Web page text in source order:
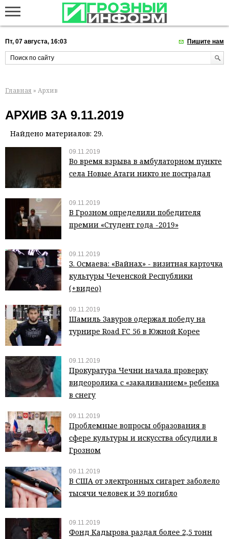
Пт, 07 августа, 16:03 Пишите нам
Главная » Архив
АРХИВ ЗА 9.11.2019
Найдено материалов: 29.
09.11.2019
Во время взрыва в амбулаторном пункте
села Новые Атаги никто не пострадал
09.11.2019
В Грозном определили победителя
премии «Студент года -2019»
09.11.2019
З. Осмаева: «Вайнах» - визитная карточка
культуры Чеченской Республики
(+видео)
09.11.2019
Шамиль Завуров одержал победу на
турнире Road FC 56 в Южной Корее
09.11.2019
Прокуратура Чечни начала проверку
видеоролика с «закаливанием» ребенка
в снегу
09.11.2019
Проблемные вопросы образования в
сфере культуры и искусства обсудили в
Грозном
09.11.2019
В США от электронных сигарет заболело
тысячи человек и 39 погибло
09.11.2019
Фонд Кадырова раздал более 2,5 тонн